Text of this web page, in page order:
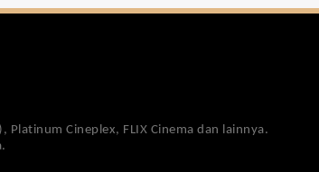
Cineplex, FLIX Cinema dan lainnya.